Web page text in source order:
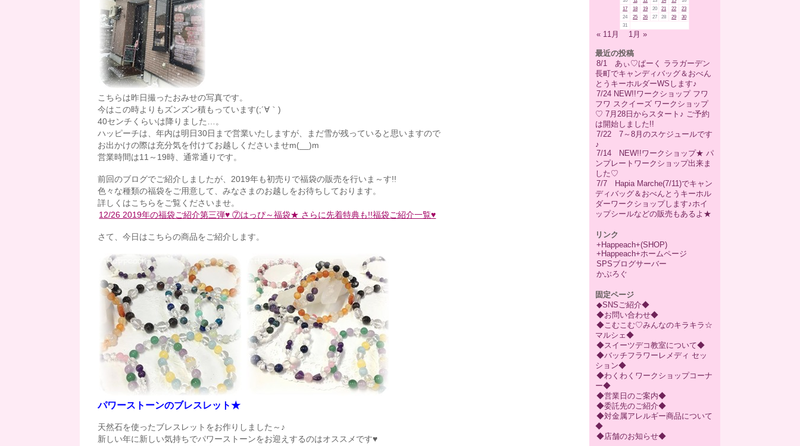
17
18 19 20 21 22
23
24
25 26 27 28 29
30
31
« 11月 1月 »
最近の投稿
8/1 あぃ♡ぱーく ララガーデン
長町でキャンディバッグ＆おべん
とうキーホルダーWSします♪
7/24 NEW!!ワークショップ フワ
フワ スクイーズ ワークショップ
♡ 7月28日からスタート♪ ご予約
は開始しました!!
7/22 7～8月のスケジュールです
♪
7/14 NEW!!ワークショップ★ パ
ンプレートワークショップ出来ま
した♡
7/7 Hapia Marche(7/11)でキャン
ディバッグ＆おべんとうキーホル
ダーワークショップします♪ホイ
ップシールなどの販売もあるよ★
リンク
+Happeach+(SHOP)
+Happeach+ホームページ
SPSブログサーバー
かぶろぐ
固定ページ
◆SNSご紹介◆
◆お問い合わせ◆
◆こむこむ♡みんなのキラキラ☆
マルシェ◆
◆スイーツデコ教室について◆
◆バッチフラワーレメディ セッ
ション◆
◆わくわくワークショップコーナ
ー◆
◆営業日のご案内◆
◆委託先のご紹介◆
◆対金属アレルギー商品について
◆
◆店舗のお知らせ◆
こちらは昨日撮ったおみせの写真です。
今はこの時よりもズンズン積もっています(;´∀｀)
40センチくらいは降りました…。
ハッピーチは、年内は明日30日まで営業いたしますが、まだ雪が残っていると思いますので
お出かけの際は充分気を付けてお越しくださいませm(__)m
営業時間は11～19時、通常通りです。
前回のブログでご紹介しましたが、2019年も初売りで福袋の販売を行いま～す!!
色々な種類の福袋をご用意して、みなさまのお越しをお待ちしております。
詳しくはこちらをご覧くださいませ。
12/26 2019年の福袋ご紹介第三弾♥ ⑦はっぴ～福袋★ さらに先着特典も!!福袋ご紹介一覧♥
さて、今日はこちらの商品をご紹介します。
パワーストーンのブレスレット★
天然石を使ったブレスレットをお作りしました～♪
新しい年に新しい気持ちでパワーストーンをお迎えするのはオススメです♥